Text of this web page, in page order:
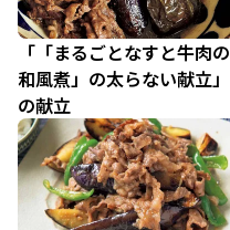
「「まるごとなすと牛肉の
和風煮」の太らない献立」
の献立